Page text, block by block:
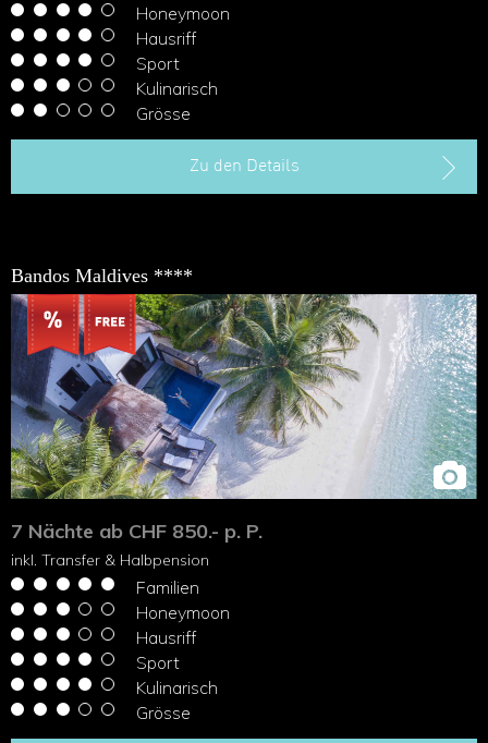
Honeymoon
Hausriff
Sport
Kulinarisch
Grösse
Zu den Details
Bandos Maldives ****
7 Nächte ab CHF 850.- p. P.
inkl. Transfer & Halbpension
Familien
Honeymoon
Hausriff
Sport
Kulinarisch
Grösse